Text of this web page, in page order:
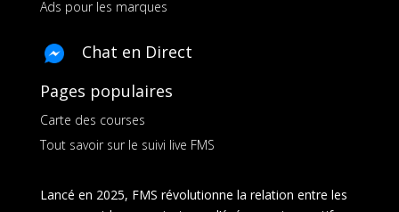
Ads pour les marques
Chat en Direct
Pages populaires
Carte des courses
Tout savoir sur le suivi live FMS
Lancé en 2025, FMS révolutionne la relation entre les